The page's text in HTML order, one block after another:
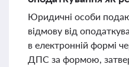
Юридичні особи
відмову від
в електронній формі
ДПС за формою,